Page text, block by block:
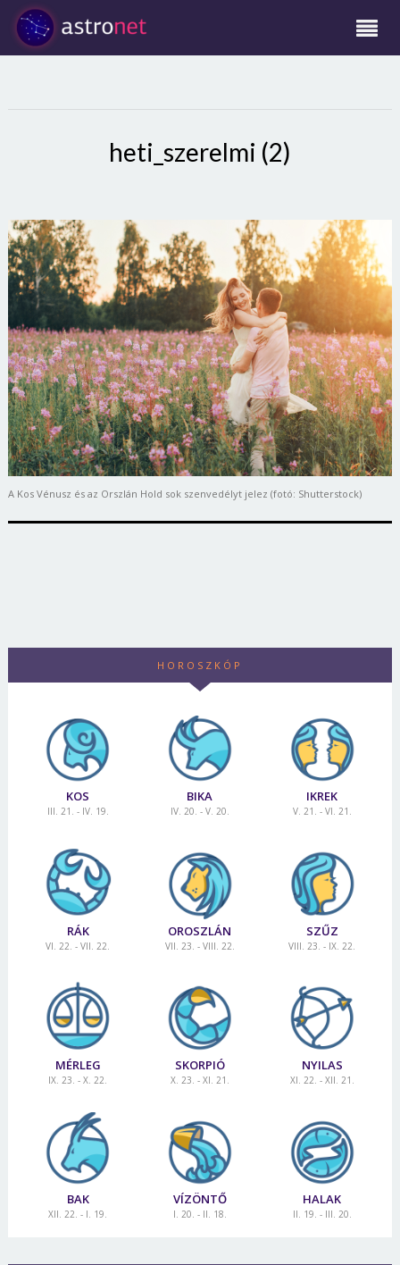
heti_szerelmi (2)
A Kos Vénusz és az Orszlán Hold sok szenvedélyt jelez (fotó: Shutterstock)
HOROSZKÓP
KOS
III. 21. - IV. 19.
BIKA
IV. 20. - V. 20.
IKREK
V. 21. - VI. 21.
RÁK
VI. 22. - VII. 22.
OROSZLÁN
VII. 23. - VIII. 22.
SZŰZ
VIII. 23. - IX. 22.
MÉRLEG
IX. 23. - X. 22.
SKORPIÓ
X. 23. - XI. 21.
NYILAS
XI. 22. - XII. 21.
BAK
XII. 22. - I. 19.
VÍZÖNTŐ
I. 20. - II. 18.
HALAK
II. 19. - III. 20.